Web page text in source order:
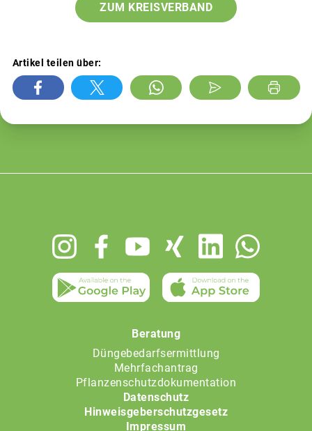
ZUM KREISVERBAND
Artikel teilen über:
Beratung
Düngebedarfsermittlung
Mehrfachantrag
Pflanzenschutzdokumentation
Datenschutz
Hinweisgeberschutzgesetz
Impressum